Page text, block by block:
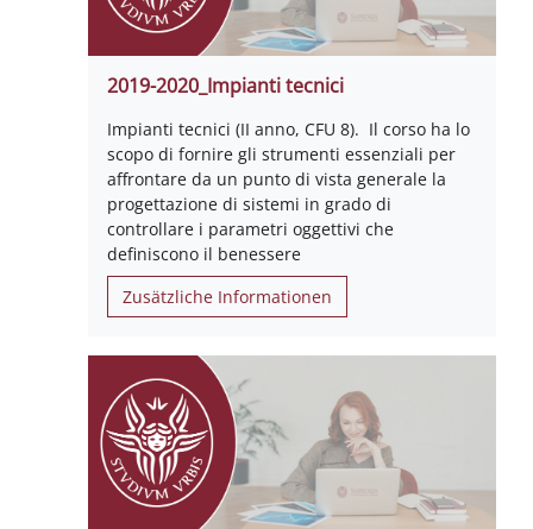
2019-2020_Impianti tecnici
Impianti tecnici (II anno, CFU 8). Il corso ha lo
scopo di fornire gli strumenti essenziali per
affrontare da un punto di vista generale la
progettazione di sistemi in grado di
controllare i parametri oggettivi che
definiscono il benessere
Zusätzliche Informationen